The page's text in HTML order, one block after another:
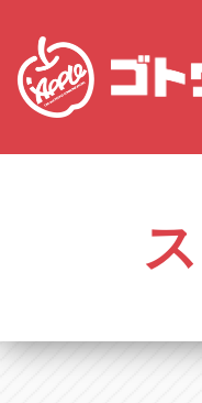
愛知県
アップ